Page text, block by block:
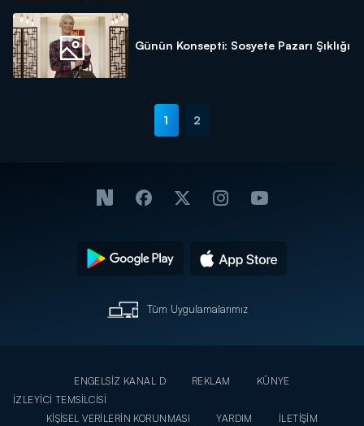
Günün Konsepti: Sosyete Pazarı Şıklığı
1 2
Tüm Uygulamalarımız
ENGELSİZ KANAL D REKLAM
KÜNYE
İZLEYİCİ TEMSİLCİSİ
KİŞİSEL VERİLERİN KORUNMASI
YARDIM İLETİŞİM